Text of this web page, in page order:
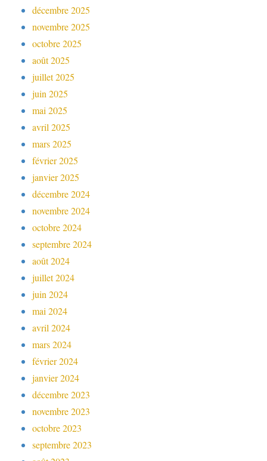
décembre 2025
novembre 2025
octobre 2025
août 2025
juillet 2025
juin 2025
mai 2025
avril 2025
mars 2025
février 2025
janvier 2025
décembre 2024
novembre 2024
octobre 2024
septembre 2024
août 2024
juillet 2024
juin 2024
mai 2024
avril 2024
mars 2024
février 2024
janvier 2024
décembre 2023
novembre 2023
octobre 2023
septembre 2023